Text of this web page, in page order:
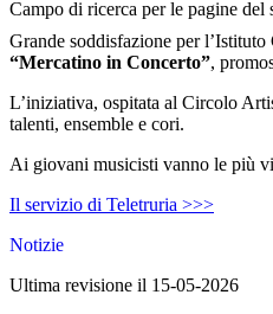
Campo di ricerca per le pagine del
Grande soddisfazione per l’Istituto
“Mercatino in Concerto”,
L’iniziativa, ospitata al Circolo
talenti, ensemble e cori.
Ai giovani musicisti vanno le più
Il servizio di Teletruria >>>
Notizie
Ultima revisione il 15-05-2026